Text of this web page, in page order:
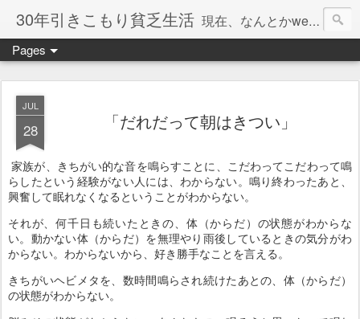
30年引きこもり貧乏生活 現在、なんとかweb系の仕事で食べています。このブログで扱う問題は「この世とはなにか」「人生とはなにか」「人間とはなにか」「強迫神経症の原因と解決法」「うつ病の原因と寄り添う方法」「家族の問題」などについてです。
Pages
JUL
28 「だれだって朝はきつい」
家族が、きちがい的な音を鳴らすことに、こだわってこだわって鳴
らしたという経験がない人には、わからない。鳴り終わったあと、
興奮して眠れなくなるということがわからない。
それが、何千日も続いたときの、体（からだ）の状態がわからな
い。動かない体（からだ）を無理やり雨後しているときの気分がわ
からない。わからないから、好き勝手なことを言える。
きちがいヘビメタを、数時間鳴らされ続けたあとの、体（からだ）
の状態がわからない。